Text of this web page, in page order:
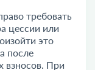
требовать
цессии или
это
после
взносов. При